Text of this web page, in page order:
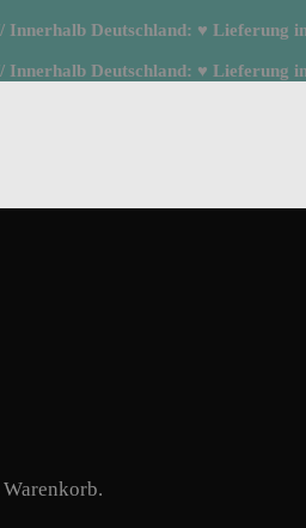
Deutschland: ♥ Lieferung
Deutschland: ♥ Lieferung